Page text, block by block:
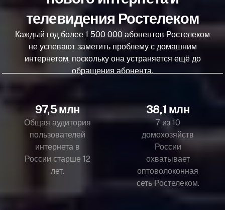
телевидения Ростелеком
Каждый год более 1 500 000 абонентов Ростелеком
не успевают заметить проблему с домашним
интернетом, поскольку она устраняется ещё до
обращения абонента.
97,5 млн
Общая аудитория
пользователей
интернета в
России старше 12
лет.
38,1 млн
7 из 10
домохозяйств
России
охватывает
оптоволоконная
сеть Ростелеком.